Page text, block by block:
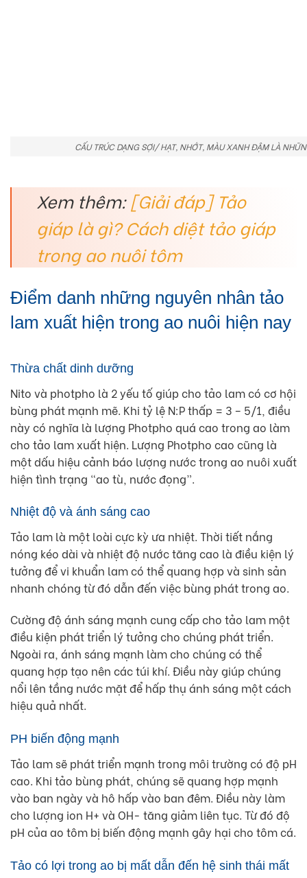
CẤU TRÚC DẠNG SỢI/ HẠT, NHỚT, MÀU XANH ĐẬM LÀ
Xem thêm:[Giải đáp] Tảo
giáp là gì? Cách diệt tảo giáp
trong ao nuôi tôm
Điểm danh những nguyên nhân tảo
lam xuất hiện trong ao nuôi hiện nay
Thừa chất dinh dưỡng
Nito và photpho là 2 yếu tố giúp cho tảo lam có cơ hội
bùng phát mạnh mẽ. Khi tỷ lệ N:P thấp = 3 – 5/1, điều
này có nghĩa là lượng Photpho quá cao trong ao làm
cho tảo lam xuất hiện. Lượng Photpho cao cũng là
một dấu hiệu cảnh báo lượng nước trong ao nuôi xuất
hiện tình trạng “ao tù, nước đọng”.
Nhiệt độ và ánh sáng cao
Tảo lam là một loài cực kỳ ưa nhiệt. Thời tiết nắng
nóng kéo dài và nhiệt độ nước tăng cao là điều kiện lý
tưởng để vi khuẩn lam có thể quang hợp và sinh sản
nhanh chóng từ đó dẫn đến việc bùng phát trong ao.
Cường độ ánh sáng mạnh cung cấp cho tảo lam một
điều kiện phát triển lý tưởng cho chúng phát triển.
Ngoài ra, ánh sáng mạnh làm cho chúng có thể
quang hợp tạo nên các túi khí. Điều này giúp chúng
nổi lên tầng nước mặt để hấp thụ ánh sáng một cách
hiệu quả nhất.
PH biến động mạnh
Tảo lam sẽ phát triển mạnh trong môi trường có độ pH
cao. Khi tảo bùng phát, chúng sẽ quang hợp mạnh
vào ban ngày và hô hấp vào ban đêm. Điều này làm
cho lượng ion H+ và OH- tăng giảm liên tục. Từ đó độ
pH của ao tôm bị biến động mạnh gây hại cho tôm cá.
Tảo có lợi trong ao bị mất dẫn đến hệ sinh thái mất